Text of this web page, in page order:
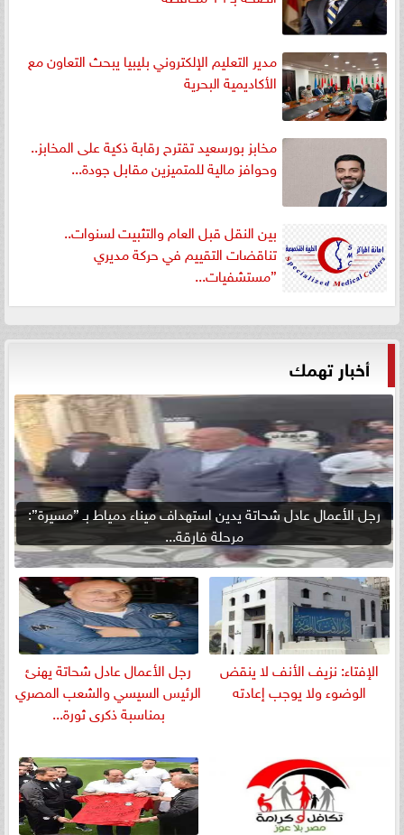
مدير التعليم الإلكتروني بليبيا يبحث التعاون مع
الأكاديمية البحرية
مخابز بورسعيد تقترح رقابة ذكية على المخابز..
وحوافز مالية للمتميزين مقابل جودة...
بين النقل قبل العام والتثبيت لسنوات..
تناقضات التقييم في حركة مديري
”مستشفيات...
أخبار تهمك
رجل الأعمال عادل شحاتة يدين استهداف ميناء دمياط بـ ”مسيرة”:
مرحلة فارقة...
الإفتاء: نزيف الأنف لا ينقض
الوضوء ولا يوجب إعادته
رجل الأعمال عادل شحاتة يهنئ
الرئيس السيسي والشعب المصري
بمناسبة ذكرى ثورة...